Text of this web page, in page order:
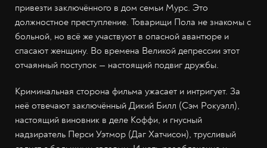
привезти заключённого в дом семьи Мурс. Это
должностное преступление. Товарищи Пола не знакомы с
больной, но всё же участвуют в опасной авантюре и
спасают женщину. Во времена Великой депрессии этот
отчаянный поступок — настоящий подвиг дружбы.
Криминальная сторона фильма ужасает и интригует. За
неё отвечают заключённый Дикий Билл (Сэм Рокуэлл),
настоящий виновник в деле Коффи, и гнусный
надзиратель Перси Уэтмор (Даг Хатчисон), трусливый